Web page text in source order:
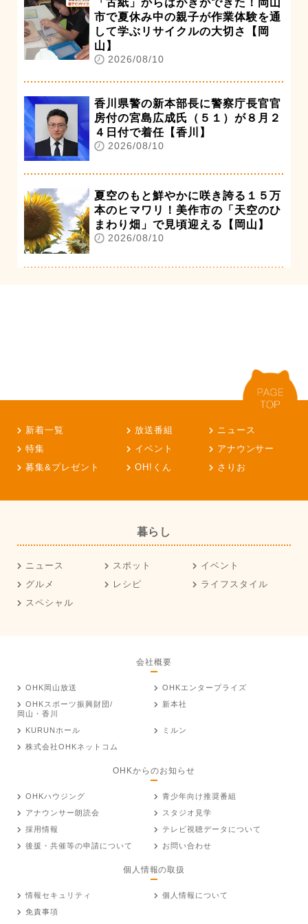
市で夏休み中の親子が作業体験を通
して学ぶリサイクルの大切さ【岡
山】
2026/08/10
香川県警の新本部長に警察庁長官官
房付の宮島広成氏（５１）が８月２
４日付で着任【香川】
2026/08/10
夏空のもと鮮やかに咲き誇る１５万
本のヒマワリ！美作市の「天空のひ
まわり畑」で見頃迎える【岡山】
2026/08/10
新着一覧 放送番組
ニュース
特集
イベント
アナウンサー
募集&プレゼント
OH!くん さりお
暮らし
ニュース スポット
イベント
グルメ
レシピ
ライフスタイル
スペシャル
会社概要
OHK岡山放送
OHKエンタープライズ
OHKスポーツ振興財団/
岡山・香川
新本社
KURUNホール
ミルン
株式会社OHKネットコム
OHKからのお知らせ
OHKハウジング
青少年向け推奨番組
アナウンサー朗読会
スタジオ見学
採用情報
テレビ視聴データについて
後援・共催等の申請について
お問い合わせ
個人情報の取扱
情報セキュリティ
個人情報について
免責事項